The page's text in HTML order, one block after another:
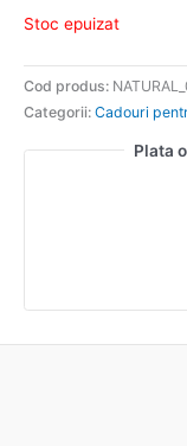
Stoc epuizat
Cod produs:
Categorii: Cadouri
Plata